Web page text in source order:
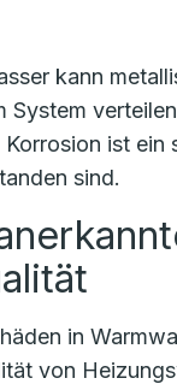
kann
ist
sind.
in
von